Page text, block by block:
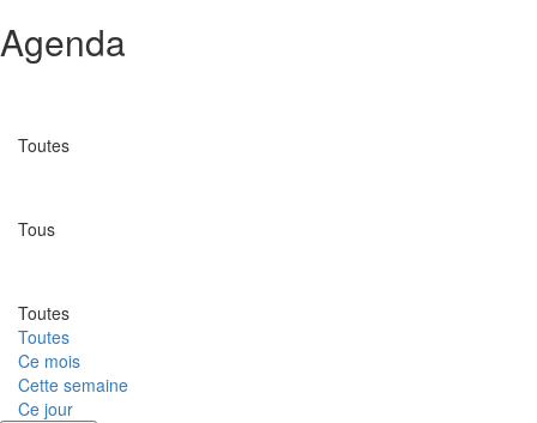
Agenda
Toutes
Tous
Toutes
Toutes
Ce mois
Cette semaine
Ce jour